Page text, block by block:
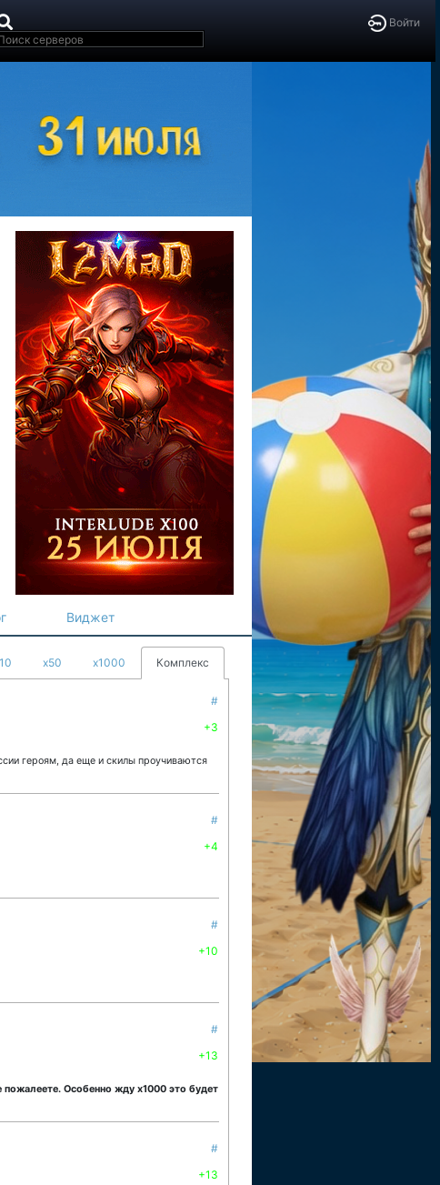
Войти
Виджет
x50 x1000 Комплекс
#
+3
героям, да еще и скилы проучиваются
#
+4
#
+10
#
+13
Особенно жду х1000 это будет
#
+13